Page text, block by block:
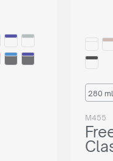
280 ml
M455